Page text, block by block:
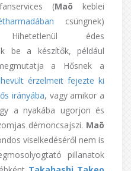
(Maō keblei
csüngnek)
édes
be a készítők, például
a Hősnek a
érzelmeit fejezte ki
irányába, vagy amikor a
a nyakába ugorjon és
démoncsajszi. Maō
viselkedéséről nem is
pillanatok